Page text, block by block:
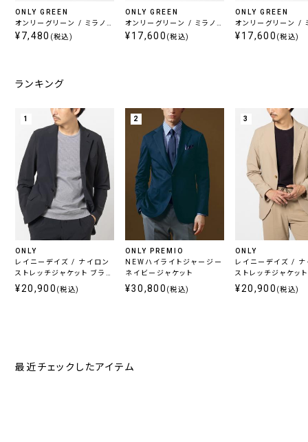
ONLY GREEN
オンリーグリーン / ミラノリ
ブニットベスト ブラック
¥7,480 (税込)
ONLY GREEN
オンリーグリーン / ミラノリ
ブニットジャケット ライトグ
¥17,600 (税込)
ONLY GREEN
オンリーグリーン /
ブニットジャケット
¥17,600 (税込)
ランキング
1
ONLY
レイニーデイズ / ナイロン
ストレッチジャケット ブラッ
ク
¥20,900 (税込)
2
ONLY PREMIO
NEWハイライトジャージー
ネイビージャケット
¥30,800 (税込)
3
ONLY
レイニーデイズ / ナ
ストレッチジャケッ
ジュ
¥20,900 (税込)
最近チェックしたアイテム